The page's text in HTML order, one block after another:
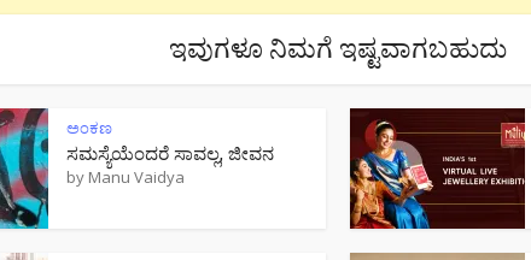
ಇವುಗಳೂ ನಿಮಗೆ ಇಷ್ಟವಾಗಬಹುದು
ಅಂಕಣ
ಸಮಸ್ಯೆಯೆಂದರೆ ಸಾವಲ್ಲ, ಜೀವನ
by Manu Vaidya